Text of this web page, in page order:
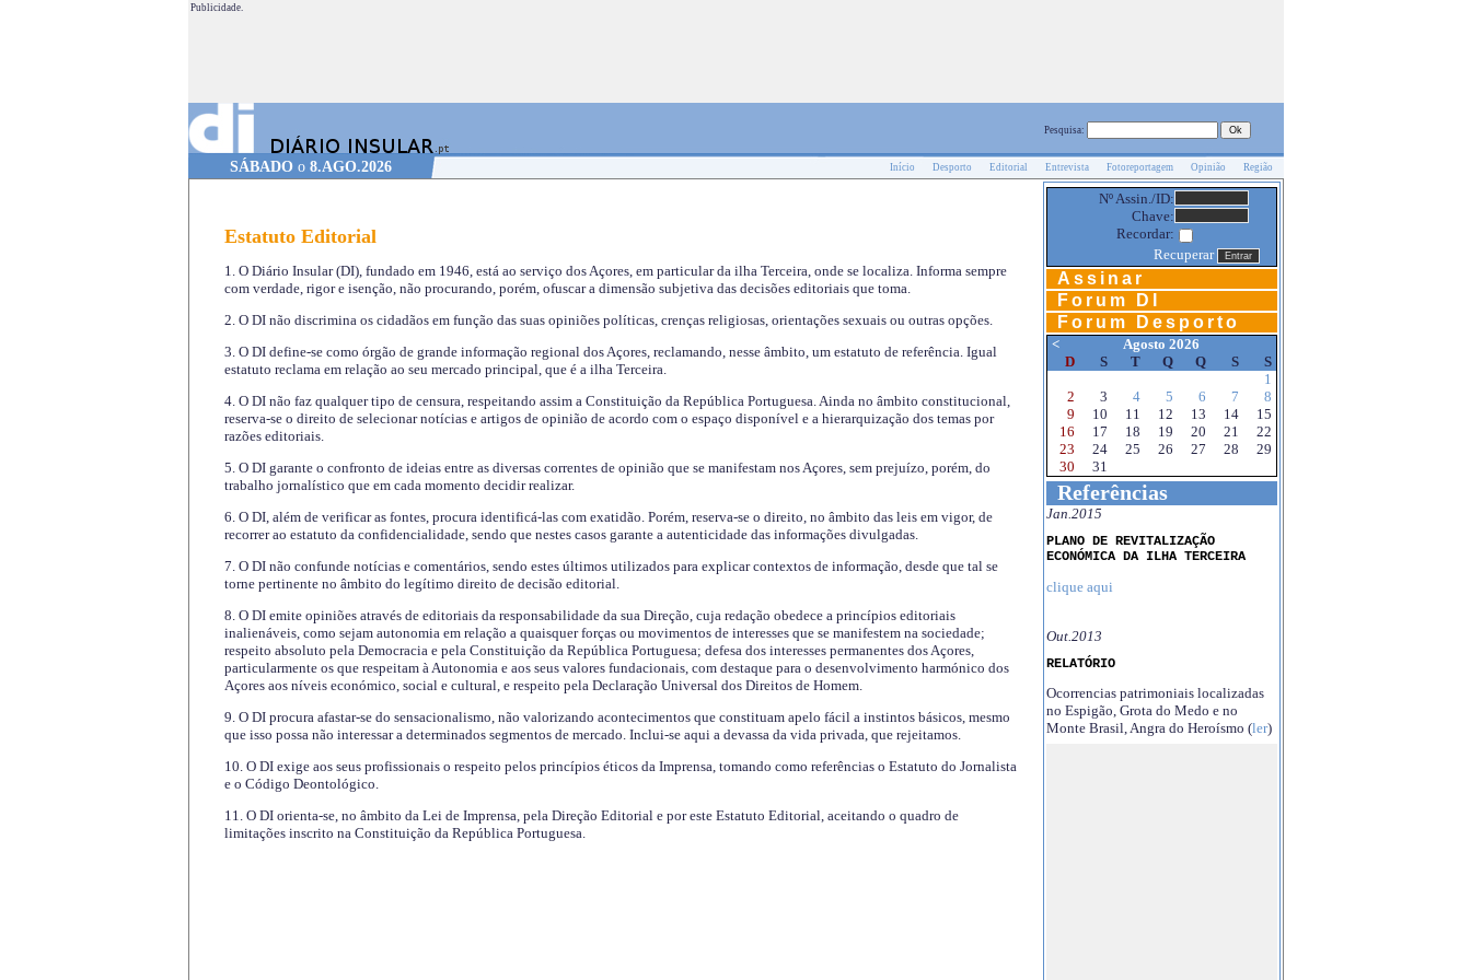
Publicidade.
Pesquisa:
SÁBADO o 8.AGO.2026 Início Desporto Editorial Entrevista Fotoreportagem Opinião Região
Estatuto Editorial
1. O Diário Insular (DI), fundado em 1946, está ao serviço dos Açores, em particular da ilha Terceira, onde se localiza. Informa sempre
com verdade, rigor e isenção, não procurando, porém, ofuscar a dimensão subjetiva das decisões editoriais que toma.
2. O DI não discrimina os cidadãos em função das suas opiniões políticas, crenças religiosas, orientações sexuais ou outras opções.
3. O DI define-se como órgão de grande informação regional dos Açores, reclamando, nesse âmbito, um estatuto de referência. Igual
estatuto reclama em relação ao seu mercado principal, que é a ilha Terceira.
4. O DI não faz qualquer tipo de censura, respeitando assim a Constituição da República Portuguesa. Ainda no âmbito constitucional,
reserva-se o direito de selecionar notícias e artigos de opinião de acordo com o espaço disponível e a hierarquização dos temas por
razões editoriais.
5. O DI garante o confronto de ideias entre as diversas correntes de opinião que se manifestam nos Açores, sem prejuízo, porém, do
trabalho jornalístico que em cada momento decidir realizar.
6. O DI, além de verificar as fontes, procura identificá-las com exatidão. Porém, reserva-se o direito, no âmbito das leis em vigor, de
recorrer ao estatuto da confidencialidade, sendo que nestes casos garante a autenticidade das informações divulgadas.
7. O DI não confunde notícias e comentários, sendo estes últimos utilizados para explicar contextos de informação, desde que tal se
torne pertinente no âmbito do legítimo direito de decisão editorial.
8. O DI emite opiniões através de editoriais da responsabilidade da sua Direção, cuja redação obedece a princípios editoriais
inalienáveis, como sejam autonomia em relação a quaisquer forças ou movimentos de interesses que se manifestem na sociedade;
respeito absoluto pela Democracia e pela Constituição da República Portuguesa; defesa dos interesses permanentes dos Açores,
particularmente os que respeitam à Autonomia e aos seus valores fundacionais, com destaque para o desenvolvimento harmónico dos
Açores aos níveis económico, social e cultural, e respeito pela Declaração Universal dos Direitos de Homem.
9. O DI procura afastar-se do sensacionalismo, não valorizando acontecimentos que constituam apelo fácil a instintos básicos, mesmo
que isso possa não interessar a determinados segmentos de mercado. Inclui-se aqui a devassa da vida privada, que rejeitamos.
10. O DI exige aos seus profissionais o respeito pelos princípios éticos da Imprensa, tomando como referências o Estatuto do Jornalista
e o Código Deontológico.
11. O DI orienta-se, no âmbito da Lei de Imprensa, pela Direção Editorial e por este Estatuto Editorial, aceitando o quadro de
limitações inscrito na Constituição da República Portuguesa.
Nº Assin./ID:
Chave:
Recordar:
Recuperar
Assinar
Forum DI
Forum Desporto
<
Agosto 2026
D
S T Q Q S
S
1
2
3 4 5 6 7
8
9
10 11 12 13 14
15
16
17 18 19 20 21
22
23
24 25 26 27 28
29
30
31
Referências
Jan.2015
PLANO DE REVITALIZAÇÃO
ECONÓMICA DA ILHA TERCEIRA
clique aqui
Out.2013
RELATÓRIO
Ocorrencias patrimoniais localizadas
no Espigão, Grota do Medo e no
Monte Brasil, Angra do Heroísmo (ler)